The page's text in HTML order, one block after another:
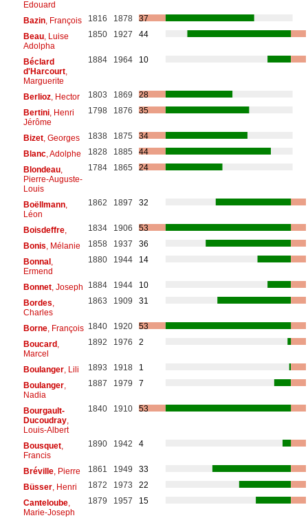
Edouard
Bazin, François 1816 1878
37
Beau, Luise
Adolpha
1850 1927 44
Béclard
d'Harcourt,
Marguerite
1884 1964 10
Berlioz, Hector 1803 1869
28
Bertini, Henri
Jérôme
1798 1876 35
Bizet, Georges 1838 1875
34
Blanc, Adolphe 1828 1885
44
Blondeau,
Pierre-Auguste-
Louis
1784 1865 24
Boëllmann,
Léon
1862 1897 32
Boisdeffre, 1834 1906
53
Bonis , Mélanie 1858 1937
36
Bonnal,
Ermend
1880 1944 14
Bonnet, Joseph 1884 1944
10
Bordes
Charles
1863 1909 31
Borne, François 1840 1920
53
Boucard,
Marcel
1892 1976 2
Boulanger, Lili 1893 1918
1
Boulanger,
Nadia
1887 1979 7
Bourgault-
Ducoudray,
Louis-Albert
1840 1910 53
Bousquet,
Francis
1890 1942 4
Bréville, Pierre 1861 1949
33
Büsser, Henri 1872 1973
22
Canteloube,
Marie-Joseph
1879 1957 15